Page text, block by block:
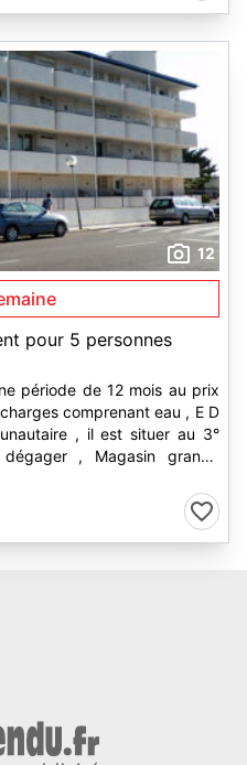
12
pour 5 personnes
période de 12 mois au prix